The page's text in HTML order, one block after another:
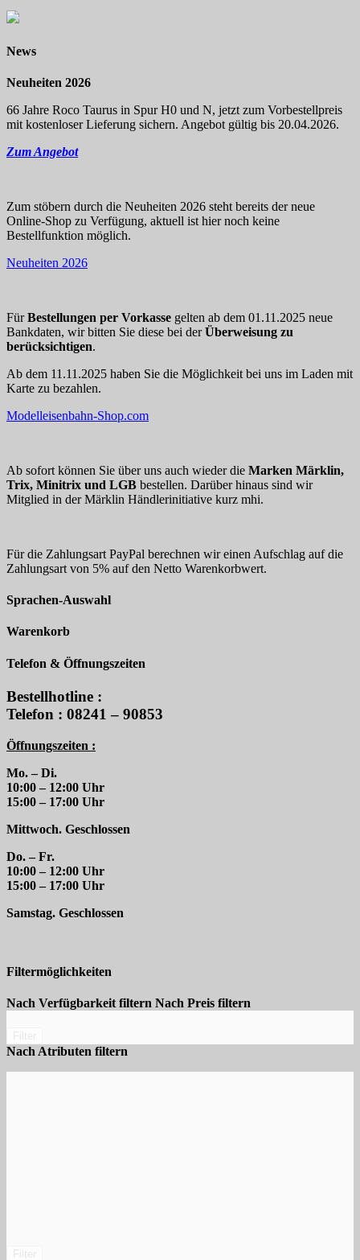
News
Neuheiten 2026
66 Jahre Roco Taurus in Spur H0 und N, jetzt zum Vorbestellpreis
mit kostenloser Lieferung sichern. Angebot gültig bis 20.04.2026.
Zum Angebot
Zum stöbern durch die Neuheiten 2026 steht bereits der neue
Online-Shop zu Verfügung, aktuell ist hier noch keine
Bestellfunktion möglich.
Neuheiten 2026
FürBestellungen per Vorkasse gelten ab dem 01.11.2025 neue
Bankdaten, wir bitten Sie diese bei derÜberweisung zu
berücksichtigen.
Ab dem 11.11.2025 haben Sie die Möglichkeit bei uns im Laden mit
Karte zu bezahlen.
Modelleisenbahn-Shop.com
Ab sofort können Sie über uns auch wieder die Marken Märklin,
Trix, Minitrix und LGB bestellen. Darüber hinaus sind wir
Mitglied in der Märklin Händlerinitiative kurz mhi.
Für die Zahlungsart PayPal berechnen wir einen Aufschlag auf die
Zahlungsart von 5% auf den Netto Warenkorbwert.
Sprachen-Auswahl
Warenkorb
Telefon & Öffnungszeiten
Bestellhotline :
Telefon : 08241 – 90853
Öffnungszeiten :
Mo. – Di.
10:00 – 12:00 Uhr
15:00 – 17:00 Uhr
Mittwoch. Geschlossen
Do. – Fr.
10:00 – 12:00 Uhr
15:00 – 17:00 Uhr
Samstag. Geschlossen
Filtermöglichkeiten
Nach Verfügbarkeit filtern Nach Preis filtern
Nach Atributen filtern